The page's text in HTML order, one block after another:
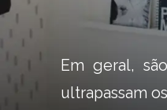
Em geral,
ultrapassam